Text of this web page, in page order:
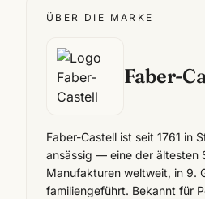
ÜBER DIE MARKE
Faber-
Faber-Castell ist seit 1761 in
ansässig — eine der ältesten
Manufakturen weltweit, in 9.
familiengeführt. Bekannt für